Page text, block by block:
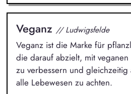
Veganz // Ludwigsfelde
Veganz ist die Marke für
die darauf abzielt, mit
zu verbessern und
alle Lebewesen zu achten.